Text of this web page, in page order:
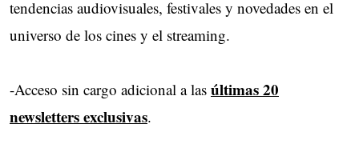
tendencias audiovisuales, festivales y novedades en el
universo de los cines y el streaming.
-Acceso sin cargo adicional a las últimas 20
newsletters exclusivas.